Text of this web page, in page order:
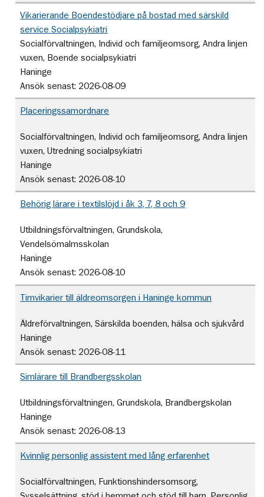
Vikarierande Boendestödjare på bostad med särskild
service Socialpsykiatri
Socialförvaltningen, Individ och familjeomsorg, Andra linjen
vuxen, Boende socialpsykiatri
Haninge
Ansök senast: 2026-08-09
Placeringssamordnare
Socialförvaltningen, Individ och familjeomsorg, Andra linjen
vuxen, Utredning socialpsykiatri
Haninge
Ansök senast: 2026-08-10
Behörig lärare i textilslöjd i åk 3, 7, 8 och 9
Utbildningsförvaltningen, Grundskola,
Vendelsömalmsskolan
Haninge
Ansök senast: 2026-08-10
Timvikarier till äldreomsorgen i Haninge kommun
Äldreförvaltningen, Särskilda boenden, hälsa och sjukvård
Haninge
Ansök senast: 2026-08-11
Simlärare till Brandbergsskolan
Utbildningsförvaltningen, Grundskola, Brandbergskolan
Haninge
Ansök senast: 2026-08-13
Kvinnlig personlig assistent med lång erfarenhet
Socialförvaltningen, Funktionshindersomsorg,